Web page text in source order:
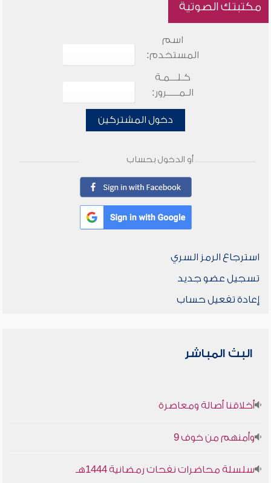
مكتبتك الصوتية
اسم
المستخدم:
كـلـــمـة
الـمـــــرور:
دخول المشتركين
أو الدخول بحساب
استرجاع الرمز السري
تسجيل عضو جديد
إعادة تفعيل حساب
البث المباشر
أخلاقنا أصالة ومعاصرة
وأمنهم من خوف 9
سلسلة محاضرات نفحات رمضانية 1444هـ